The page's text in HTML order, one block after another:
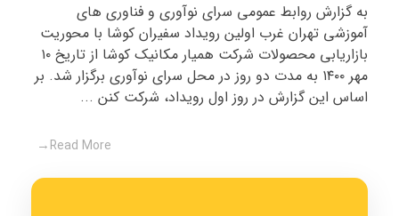
به گزارش روابط عمومی سرای نوآوری و فناوری های
آموزشی تهران غرب اولین رویداد سفیران کوشا با محوریت
بازاریابی محصولات شرکت همیار مکانیک کوشا از تاریخ ۱۰
مهر ۱۴۰۰ به مدت دو روز در محل سرای نوآوری برگزار شد. بر
اساس این گزارش در روز اول رویداد، شرکت کنن ...
Read More